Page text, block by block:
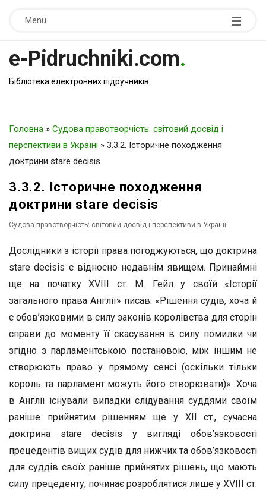
Menu
e-Pidruchniki.com.
Бібліотека електронних підручників
Головна » Судова правотворчість: світовий досвід і
перспективи в Україні » 3.3.2. Історичне походження
доктрини stare decisis
3.3.2. Історичне походження
доктрини stare decisis
Судова правотворчість: світовий досвід і перспективи в Україні
Дослідники з історії права погоджуються, що доктрина
stare decisis є відносно недавнім явищем. Принаймні
ще на початку XVIII ст. М. Гейл у своїй «Історії
загального права Англії» писав: «Рішення судів, хоча й
є обов’язковими в силу законів королівства для сторін
справи до моменту її скасування в силу помилки чи
згідно з парламентською постановою, між іншим не
створюють право у прямому сенсі (оскільки тільки
король та парламент можуть його створювати)». Хоча
в Англії існували випадки слідування суддями своїм
раніше прийнятим рішенням ще у ХІІ ст., сучасна
доктрина stare decisis у вигляді обов’язковості
прецедентів вищих судів для нижчих та обов’язковості
для суддів своїх раніше прийнятих рішень, що мають
силу прецеденту, починає розроблятися лише у XVIII ст.